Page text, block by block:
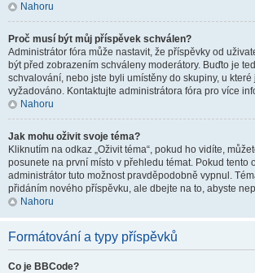
Nahoru
Proč musí být můj příspěvek schválen?
Administrátor fóra může nastavit, že příspěvky od
být před zobrazením schváleny moderátory. Buďto je
schvalování, nebo jste byli umístěny do skupiny, u
vyžadováno. Kontaktujte administrátora fóra pro více
Nahoru
Jak mohu oživit svoje téma?
Kliknutím na odkaz „Oživit téma“, pokud ho vidíte,
posunete na první místo v přehledu témat. Pokud tento
administrátor tuto možnost pravděpodobně vypnul.
přidáním nového příspěvku, ale dbejte na to, abyste
Nahoru
Formátování a typy příspěvků
Co je BBCode?